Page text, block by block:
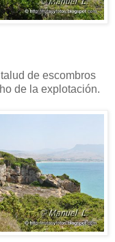
de escombros
de la explotación.